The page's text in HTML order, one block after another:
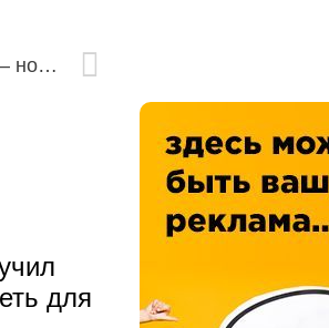
Как в Бурятии реализуется проект «Спорт – норма жизни»
для